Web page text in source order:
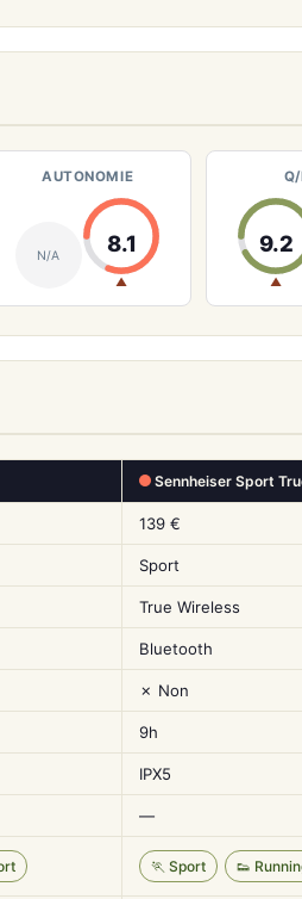
AUTONOMIE
N/A 8.1
▲
9.2
▲
Sennheiser Sport
139 €
Sport
True Wireless
Bluetooth
✗ Non
9h
IPX5
—
🏃 Sport 👟